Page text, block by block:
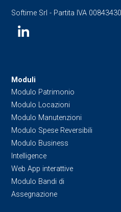
Softime Srl - Partita IVA
Moduli
Modulo Patrimonio
Modulo Locazioni
Modulo Manutenzioni
Modulo Spese Reversibili
Modulo Business
Intelligence
Web App interattive
Modulo Bandi di
Assegnazione